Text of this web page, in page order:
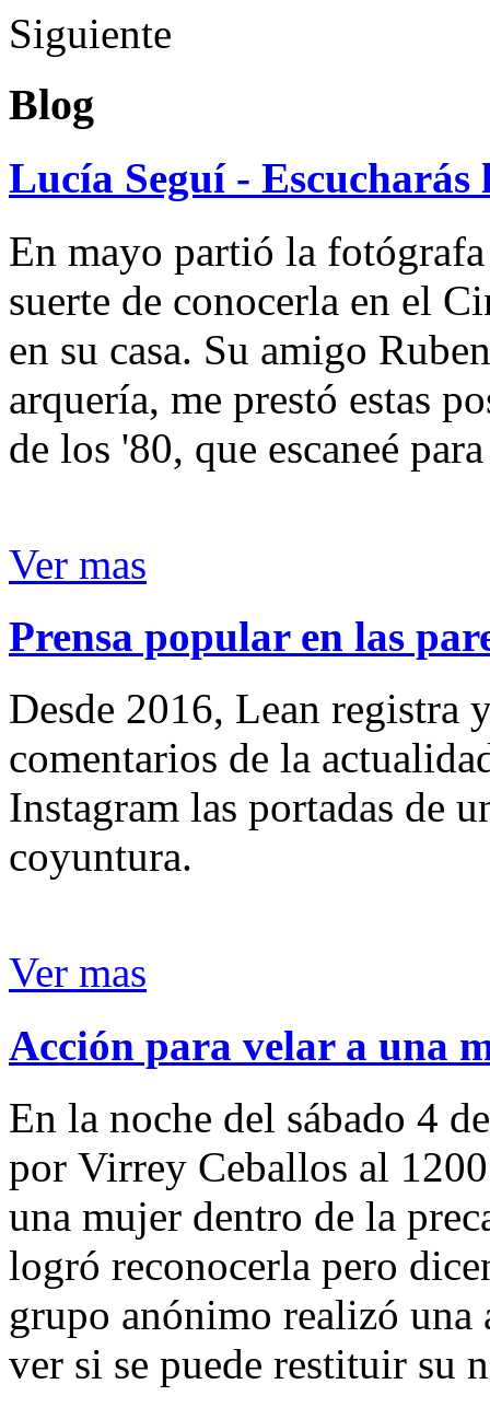
Siguiente
Blog
Lucía Seguí - Escucharás
En mayo partió la
suerte de conocerla en el
en su casa. Su amigo
arquería, me prestó estas
de los '80, que escaneé
Ver mas
Prensa popular en las
Desde 2016, Lean registra
comentarios de la
Instagram las portadas de
coyuntura.
Ver mas
Acción para velar a una
En la noche del sábado 4
por Virrey Ceballos al
una mujer dentro de la
logró reconocerla pero
grupo anónimo realizó
ver si se puede restituir su